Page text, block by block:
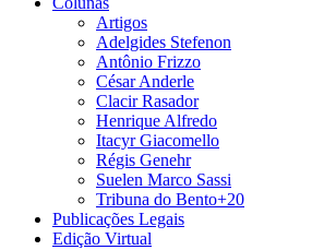
Artigos
Adelgides Stefenon
Antônio Frizzo
César Anderle
Clacir Rasador
Henrique Alfredo
Itacyr Giacomello
Régis Genehr
Suelen Marco Sassi
Tribuna do Bento+20
Publicações Legais
Edição Virtual